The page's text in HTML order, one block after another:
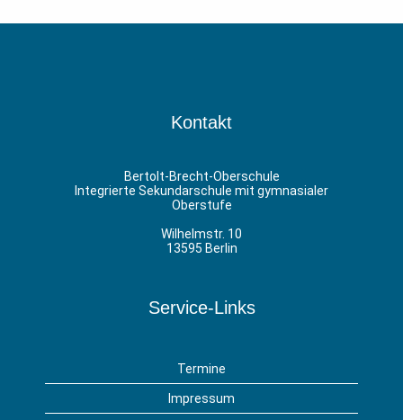
Kontakt
Bertolt-Brecht-Oberschule
Integrierte Sekundarschule mit gymnasialer
Oberstufe
Wilhelmstr. 10
13595 Berlin
Service-Links
Termine
Impressum